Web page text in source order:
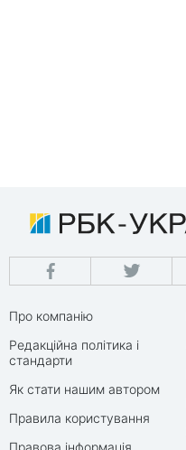
Про компанію
Редакційна політика і
стандарти
Як стати нашим автором
Правила користування
Правова інформація